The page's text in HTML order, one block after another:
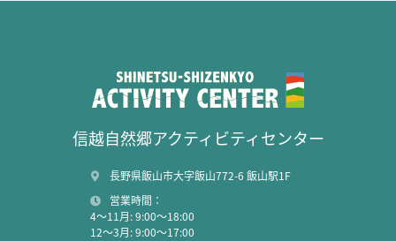
信越自然郷アクティビティセンター
長野県飯山市大字飯山772-6 飯山駅1F
営業時間：
4～11月: 9:00～18:00
12～3月: 9:00～17:00